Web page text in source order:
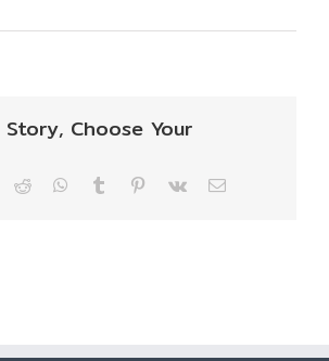
Choose Your
Reddit WhatsApp
Tumblr Pinterest
Vk Email